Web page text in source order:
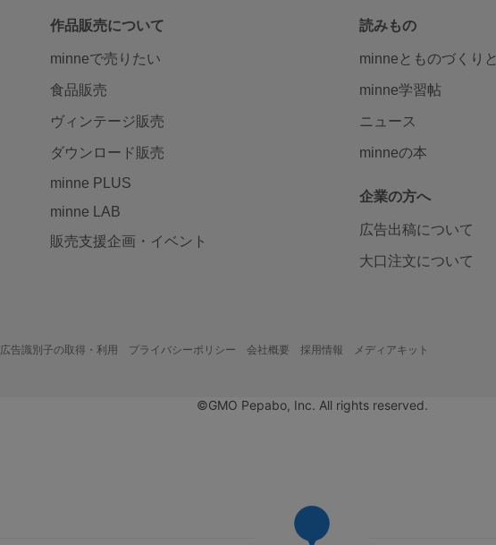
作品販売について
minneで売りたい
食品販売
ヴィンテージ販売
ダウンロード販売
minne PLUS
minne LAB
販売支援企画・イベント
読みもの
minneとものづくりと
minne学習帖
ニュース
minneの本
企業の方へ
広告出稿について
大口注文について
広告識別子の取得・利用 プライバシーポリシー 会社概要 採用情報 メディアキット
©GMO Pepabo, Inc. All rights reserved.